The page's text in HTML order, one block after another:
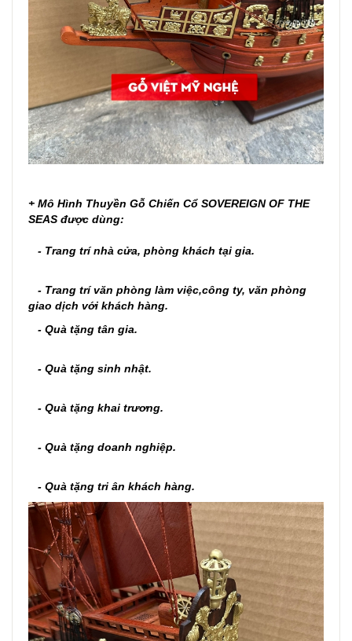
+ Mô Hình Thuyền Gỗ Chiến Cổ SOVEREIGN OF THE
SEAS được dùng:
- Trang trí nhà cửa, phòng khách tại gia.
- Trang trí văn phòng làm việc,công ty, văn phòng
giao dịch với khách hàng.
- Quà tặng tân gia.
- Quà tặng sinh nhật.
- Quà tặng khai trương.
- Quà tặng doanh nghiệp.
- Quà tặng tri ân khách hàng.